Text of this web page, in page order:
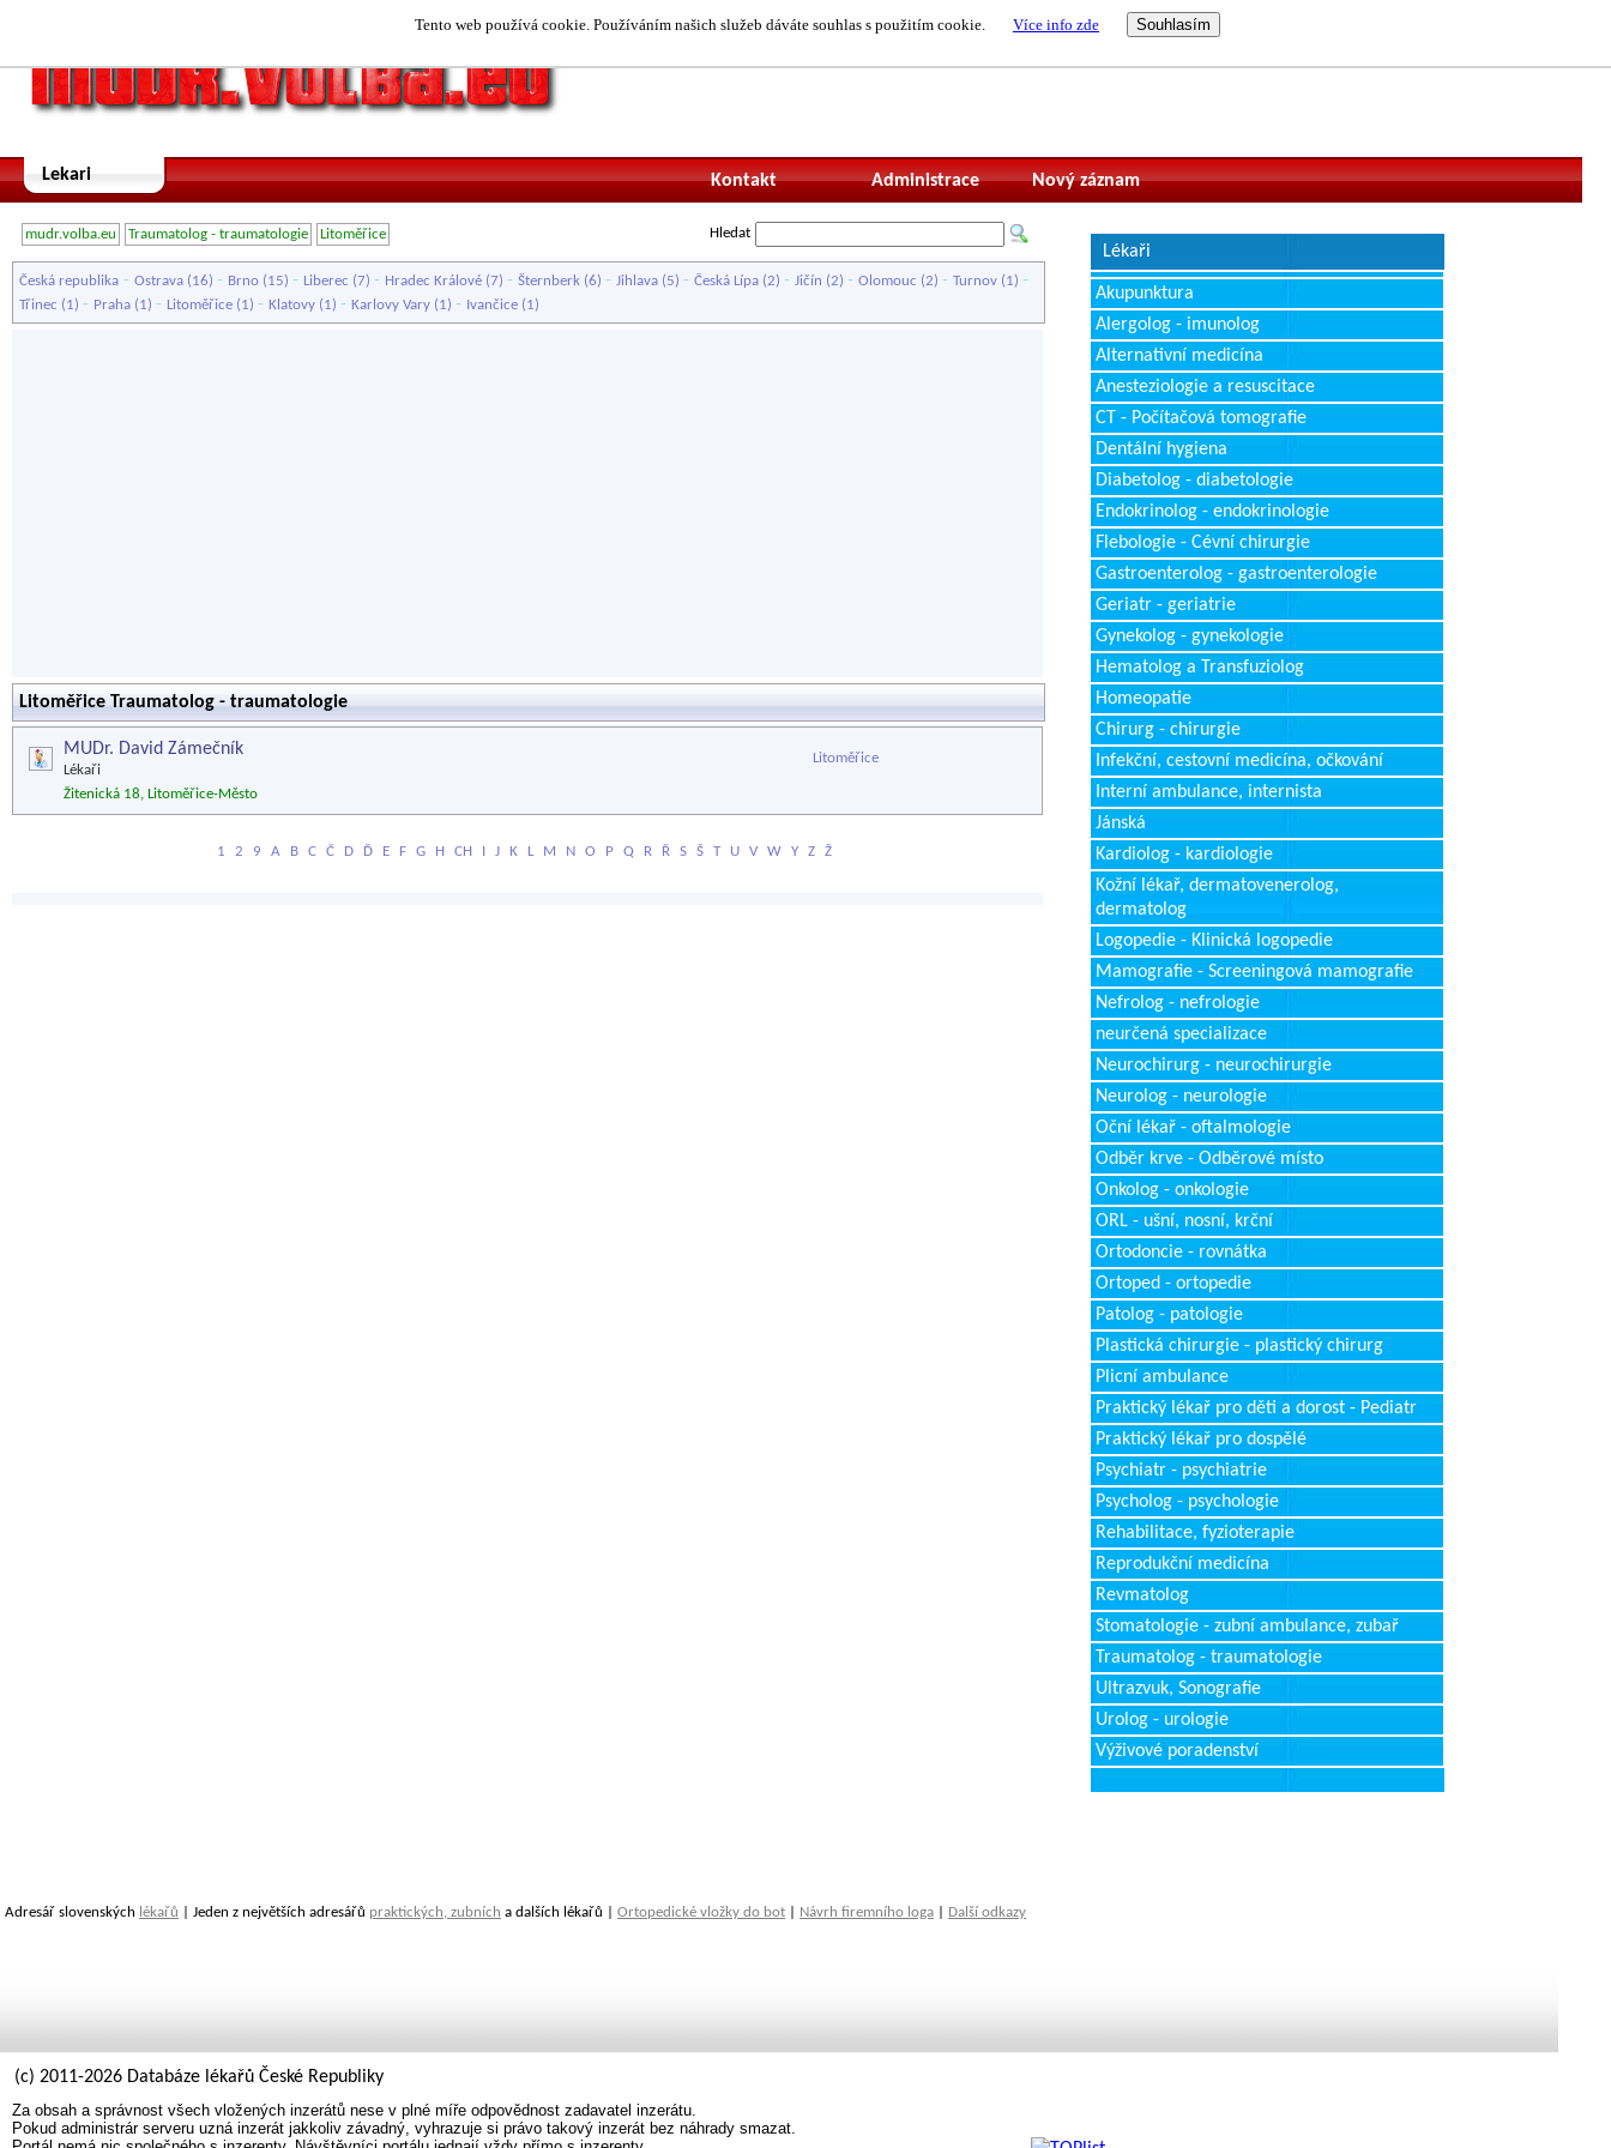
Tento web používá cookie. Používáním našich služeb dáváte souhlas s použitím cookie. Více info zde
Lekari Nový záznam
Administrace
Kontakt
mudr.volba.eu Traumatolog - traumatologie Litoměřice Hledat
Česká republika - Ostrava (16) - Brno (15) - Liberec (7) - Hradec Králové (7) - Šternberk (6) - Jihlava (5) - Česká Lípa (2) - Jičín (2) - Olomouc (2) - Turnov (1) -
Třinec (1) - Praha (1) - Litoměřice (1) - Klatovy (1) - Karlovy Vary (1) - Ivančice (1)
Litoměřice Traumatolog - traumatologie
MUDr. David Zámečník
Lékaři
Litoměřice
Žitenická 18, Litoměřice-Město
1 2 9 A B C Č D Ď E F G H CH I J K L M N O P Q R Ř S Š T U V W Y Z Ž
Lékaři
Akupunktura
Alergolog - imunolog
Alternativní medicína
Anesteziologie a resuscitace
CT - Počítačová tomografie
Dentální hygiena
Diabetolog - diabetologie
Endokrinolog - endokrinologie
Flebologie - Cévní chirurgie
Gastroenterolog - gastroenterologie
Geriatr - geriatrie
Gynekolog - gynekologie
Hematolog a Transfuziolog
Homeopatie
Chirurg - chirurgie
Infekční, cestovní medicína, očkování
Interní ambulance, internista
Jánská
Kardiolog - kardiologie
Kožní lékař, dermatovenerolog,
dermatolog
Logopedie - Klinická logopedie
Mamografie - Screeningová mamografie
Nefrolog - nefrologie
neurčená specializace
Neurochirurg - neurochirurgie
Neurolog - neurologie
Oční lékař - oftalmologie
Odběr krve - Odběrové místo
Onkolog - onkologie
ORL - ušní, nosní, krční
Ortodoncie - rovnátka
Ortoped - ortopedie
Patolog - patologie
Plastická chirurgie - plastický chirurg
Plicní ambulance
Praktický lékař pro děti a dorost - Pediatr
Praktický lékař pro dospělé
Psychiatr - psychiatrie
Psycholog - psychologie
Rehabilitace, fyzioterapie
Reprodukční medicína
Revmatolog
Stomatologie - zubní ambulance, zubař
Traumatolog - traumatologie
Ultrazvuk, Sonografie
Urolog - urologie
Výživové poradenství
Adresář slovenských lékařů | Jeden z největších adresářů praktických, zubních a dalších lékařů | Ortopedické vložky do bot Návrh firemního loga Další odkazy
(c) 2011-2026 Databáze lékařů České Republiky
Za obsah a správnost všech vložených inzerátů nese v plné míře odpovědnost zadavatel inzerátu.
Pokud administrár serveru uzná inzerát jakkoliv závadný, vyhrazuje si právo takový inzerát bez náhrady smazat.